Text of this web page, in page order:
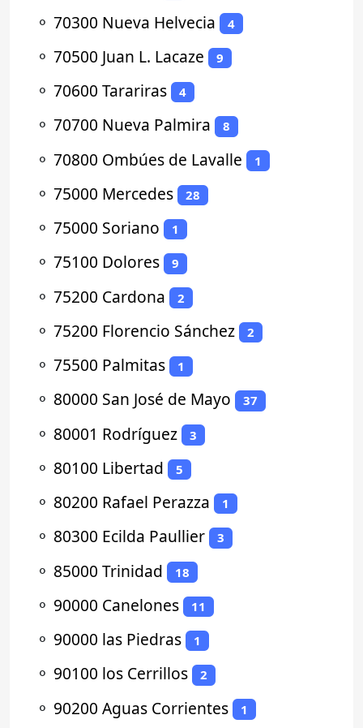
⚬ 70300 Nueva Helvecia 4
⚬ 70500 Juan L. Lacaze 9
⚬ 70600 Tarariras 4
⚬ 70700 Nueva Palmira 8
⚬ 70800 Ombúes de Lavalle 1
⚬ 75000 Mercedes 28
⚬ 75000 Soriano 1
⚬ 75100 Dolores 9
⚬ 75200 Cardona 2
⚬ 75200 Florencio Sánchez 2
⚬ 75500 Palmitas 1
⚬ 80000 San José de Mayo 37
⚬ 80001 Rodríguez 3
⚬ 80100 Libertad 5
⚬ 80200 Rafael Perazza 1
⚬ 80300 Ecilda Paullier 3
⚬ 85000 Trinidad 18
⚬ 90000 Canelones 11
⚬ 90000 las Piedras 1
⚬ 90100 los Cerrillos 2
⚬ 90200 Aguas Corrientes 1